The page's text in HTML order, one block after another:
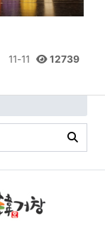
11-11 12739